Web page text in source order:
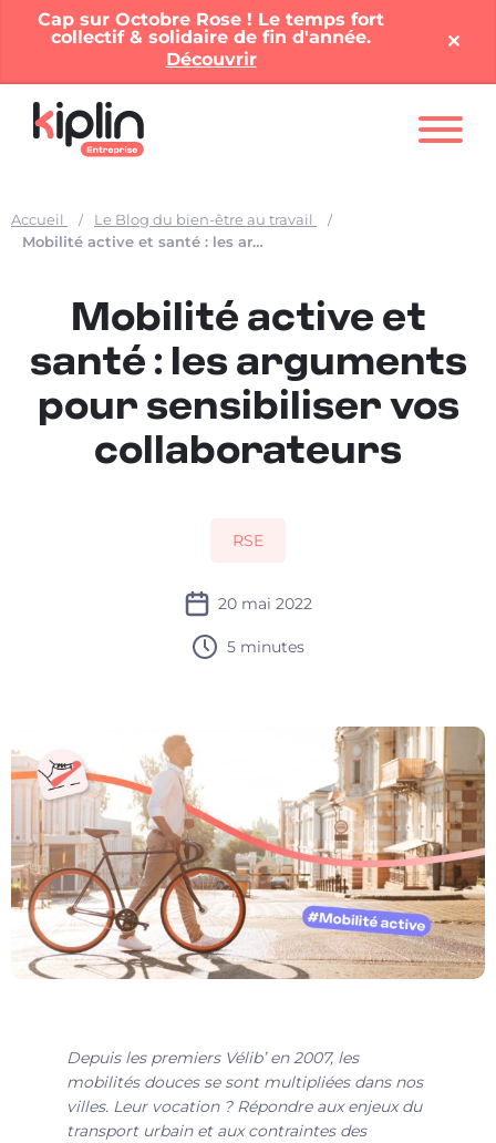
Cap sur Octobre Rose ! Le temps fort
collectif & solidaire de fin d'année.
Découvrir
✕︎
Nos solutions
entreprises
Contact
Accueil
Le Blog du bien-être au travail
Mobilité active et santé : les arguments pour sensibiliser vos collaborateurs
Mobilité active et
santé : les arguments
pour sensibiliser vos
collaborateurs
RSE
20 mai 2022
5 minutes
Depuis les premiers Vélib’ en 2007, les
mobilités douces se sont multipliées dans nos
villes. Leur vocation ? Répondre aux enjeux du
transport urbain et aux contraintes des